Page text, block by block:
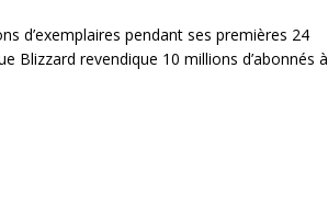
d’exemplaires pendant ses premières 24
Blizzard revendique 10 millions d’abonnés à